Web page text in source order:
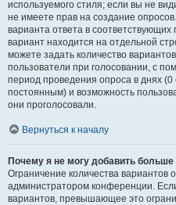
используемого стиля; если вы не
не имеете прав на создание
варианта ответа в
вариант находится на отдельной
можете задать количество
пользователи при голосовании, с
период проведения опроса в днях (0
постоянным) и возможность
они проголосовали.
Вернуться к началу
Почему я не могу добавить больше
Ограничение количества вариантов
администратором конференции.
вариантов, превышающее это